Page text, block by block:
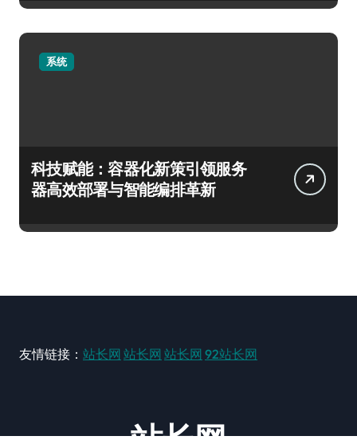
系统
科技赋能：容器化新策引领服务
器高效部署与智能编排革新
友情链接： 站长网 站长网 站长网 92站长网